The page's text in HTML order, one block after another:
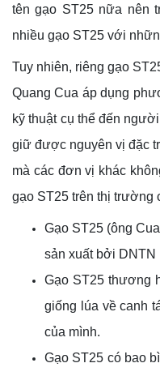
tên gạo ST25 nữa nên
nhiều gạo ST25 với
Tuy nhiên, riêng gạo
Quang Cua áp dụng
kỹ thuật cụ thể đến
giữ được nguyên vị đặc
mà các đơn vị khác
gạo ST25 trên thị trường
Gạo ST25 (ông
sản xuất bởi DNTN
Gạo ST25 thương
giống lúa về canh
của mình.
Gạo ST25 có bao